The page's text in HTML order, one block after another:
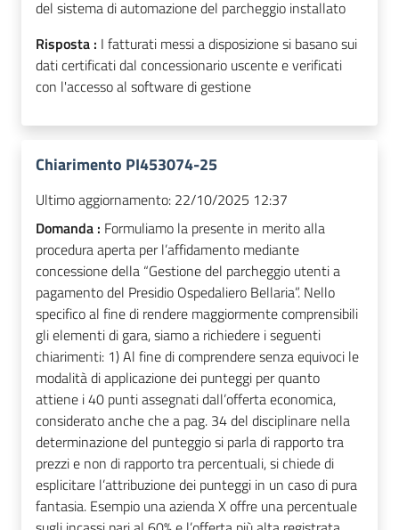
del sistema di automazione del parcheggio installato
Risposta : I fatturati messi a disposizione si basano sui
dati certificati dal concessionario uscente e verificati
con l'accesso al software di gestione
Chiarimento PI453074-25
Ultimo aggiornamento: 22/10/2025 12:37
Domanda : Formuliamo la presente in merito alla
procedura aperta per l’affidamento mediante
concessione della “Gestione del parcheggio utenti a
pagamento del Presidio Ospedaliero Bellaria”. Nello
specifico al fine di rendere maggiormente comprensibili
gli elementi di gara, siamo a richiedere i seguenti
chiarimenti: 1) Al fine di comprendere senza equivoci le
modalità di applicazione dei punteggi per quanto
attiene i 40 punti assegnati dall’offerta economica,
considerato anche che a pag. 34 del disciplinare nella
determinazione del punteggio si parla di rapporto tra
prezzi e non di rapporto tra percentuali, si chiede di
esplicitare l’attribuzione dei punteggi in un caso di pura
fantasia. Esempio una azienda X offre una percentuale